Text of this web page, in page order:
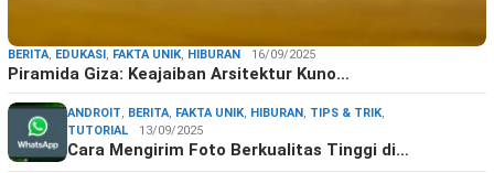
BERITA, EDUKASI, FAKTA UNIK, HIBURAN 16/09/2025
Piramida Giza: Keajaiban Arsitektur Kuno…
ANDROIT, BERITA, FAKTA UNIK, HIBURAN, TIPS & TRIK,
TUTORIAL
13/09/2025
Cara Mengirim Foto Berkualitas Tinggi di…